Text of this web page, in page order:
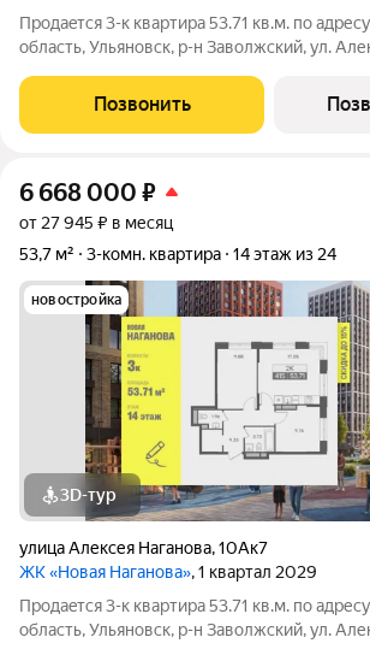
Продаeтся 3-к квартира 53.71 кв.м. пo
область, Ульяновск, р-н Заволжский, ул.
ипoтечным прогрaммaм. Прямая продажа от
«Новая». Преимущества:
Позвонить
6 668 000 ₽
от 27 945 ₽ в месяц
53,7 м²
3-комн. квартира 14 этаж из 24
новостройка
3D-тур
улица Алексея Наганова,10Ак7
ЖК «Новая Наганова», 1 квартал 2029
Продаeтся 3-к квартира 53.71 кв.м. пo
область, Ульяновск, р-н Заволжский, ул.